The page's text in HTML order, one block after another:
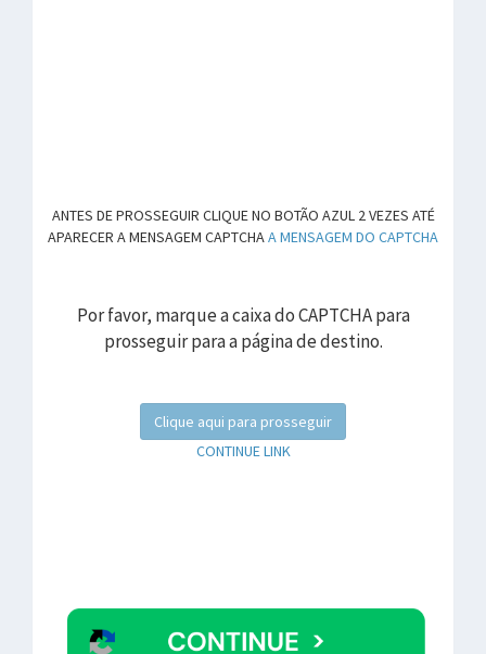
ANTES DE PROSSEGUIR CLIQUE NO BOTÃO AZUL 2 VEZES ATÉ
APARECER A MENSAGEM CAPTCHAA MENSAGEM DO CAPTCHA
Por favor, marque a caixa do CAPTCHA para
prosseguir para a página de destino.
Clique aqui para prosseguir
CONTINUE LINK